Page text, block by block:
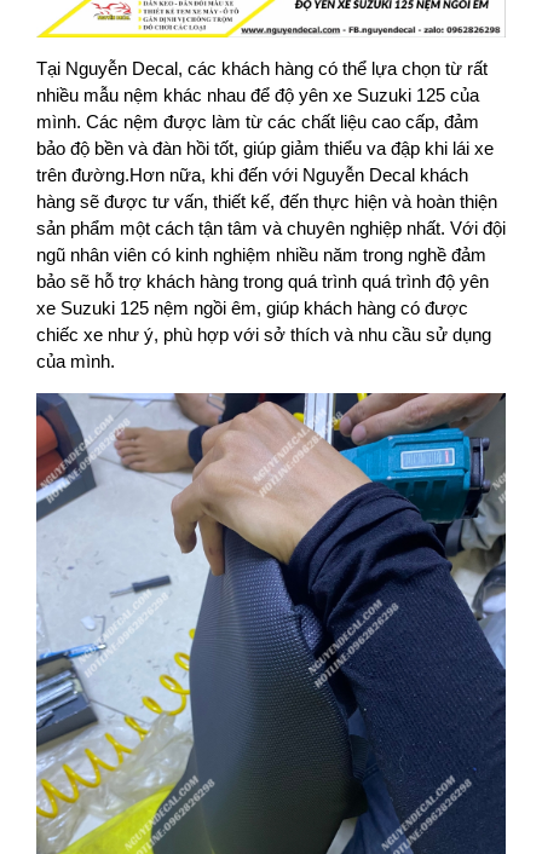
Tại Nguyễn Decal, các khách hàng có thể lựa chọn từ rất
nhiều mẫu nệm khác nhau để độ yên xe Suzuki 125 của
mình. Các nệm được làm từ các chất liệu cao cấp, đảm
bảo độ bền và đàn hồi tốt, giúp giảm thiểu va đập khi lái xe
trên đường.Hơn nữa, khi đến với Nguyễn Decal khách
hàng sẽ được tư vấn, thiết kế, đến thực hiện và hoàn thiện
sản phẩm một cách tận tâm và chuyên nghiệp nhất. Với đội
ngũ nhân viên có kinh nghiệm nhiều năm trong nghề đảm
bảo sẽ hỗ trợ khách hàng trong quá trình quá trình độ yên
xe Suzuki 125 nệm ngồi êm, giúp khách hàng có được
chiếc xe như ý, phù hợp với sở thích và nhu cầu sử dụng
của mình.